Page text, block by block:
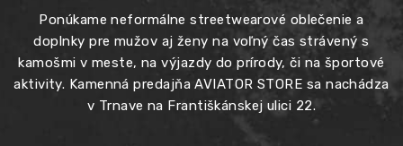
Ponúkame neformálne streetwearové oblečenie a
doplnky pre mužov aj ženy na voľný čas strávený s
kamošmi v meste, na výjazdy do prírody, či na športové
aktivity. Kamenná predajňa AVIATOR STORE sa nachádza
v Trnave na Františkánskej ulici 22.